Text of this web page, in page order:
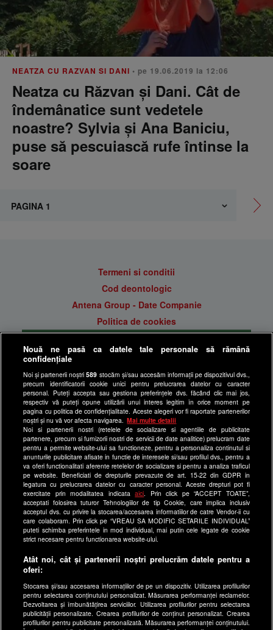
NEATZA CU RAZVAN SI DANI • pe 19.06.2019 la 12:06
Neatza cu Răzvan și Dani. Cât de
îndemânatice sunt vedetele
noastre? Sylvia și Ana Baniciu,
puse să pescuiască rufe întinse la
soare
Termeni si conditii
Cod deontologic
Antena Group - Date Companie
Politica de cookies
Politica de confidentialitate
Anunturi gratuite pe Lajumate.ro
Ultimele Stiri
Program Happy Channel
Echipa editorială
Site-uri Antena Group
a1.ro
antenastars.ro
as.ro
catine.ro
chefi.ro
deparinti.ro
medicool.ro
spynews.ro
useit.ro
retetefeldefel.ro
Nouă ne pasă ca datele tale personale să rămână
confidențiale
Noi și partenerii noștri589 stocăm și/sau accesăm informații pe dispozitivul dvs.,
precum identificatorii cookie unici pentru prelucrarea datelor cu caracter
personal. Puteți accepta sau gestiona preferințele dvs. făcând clic mai jos,
respectiv vă puteți opune utilizării unui interes legitim în orice moment pe
pagina cu politica de confidențialitate. Aceste alegeri vor fi raportate partenerilor
noștri și nu vă vor afecta navigarea.
Mai multe detalii
Noi si partenerii nostri (retelele de socializare si agentiile de publicitate
partenere, precum si furnizorii nostri de servicii de date analitice) prelucram date
pentru a permite website-ului sa functioneze, pentru a personaliza continutul si
anunturile publicitare afisate in functie de interesele si/sau profilul dvs., pentru a
va oferi functionalitati aferente retelelor de socializare si pentru a analiza traficul
pe website. Beneficiati de drepturile prevazute de art. 15-22 din GDPR in
legatura cu prelucrarea datelor cu caracter personal. Aceste drepturi pot fi
exercitate prin modalitatea indicataaici . Prin click pe “ACCEPT TOATE”,
acceptati folosirea tuturor Tehnologiilor de tip Cookie, care implica inclusiv
acceptul dvs. cu privire la stocarea/accesarea informatiilor de catre Vendor-ii cu
care colaboram. Prin click pe “VREAU SA MODIFIC SETARILE INDIVIDUAL”
puteti schimba preferintele in mod individual, mai putin cele legate de cookie
strict necesare pentru functionarea website-ului.
Atât noi, cât și partenerii noștri prelucrăm datele pentru a
oferi:
Stocarea și/sau accesarea informațiilor de pe un dispozitiv. Utilizarea profilurilor
pentru selectarea conținutului personalizat. Măsurarea performanței reclamelor.
Dezvoltarea și îmbunătățirea serviciilor. Utilizarea profilurilor pentru selectarea
publicității personalizate. Crearea profilurilor de conținut personalizat. Crearea
profilurilor pentru publicitate personalizată. Măsurarea performanței conținutului.